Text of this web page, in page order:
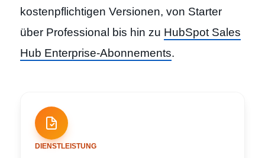
kostenpflichtigen Versionen, von Starter
über Professional bis hin zu HubSpot Sales
Hub Enterprise-Abonnements.
DIENSTLEISTUNG